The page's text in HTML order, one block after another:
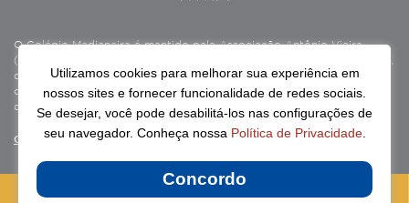
O Colégio Medianeira é mantido pela Associação Antônio Vieira
(ASAV), instituição de direito privado sem fins lucrativos, filantrópica,
de natureza educativa, cultural, assistencial e beneficente, certificada
como Entidade Beneficente de Assistência Social (CEBAS), nas áreas
de educação e assistência social.
Continue lendo
Utilizamos cookies para melhorar sua experiência em
nossos sites e fornecer funcionalidade de redes sociais.
Se desejar, você pode desabilitá-los nas configurações de
seu navegador. Conheça nossa Política de Privacidade.
Concordo